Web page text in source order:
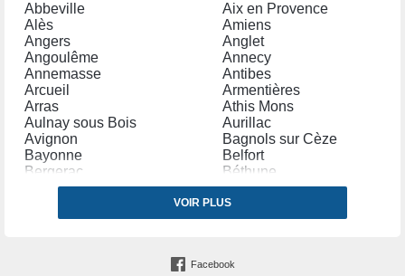
Abbeville
Aix en Provence
Alès
Amiens
Angers
Anglet
Angoulême
Annecy
Annemasse
Antibes
Arcueil
Armentières
Arras
Athis Mons
Aulnay sous Bois
Aurillac
Avignon
Bagnols sur Cèze
Bayonne
Belfort
Bergerac
Béthune
Béziers
Biarritz
Bordeaux
Boulogne Billancourt
Boulogne sur Mer
Caen
VOIR PLUS
Facebook